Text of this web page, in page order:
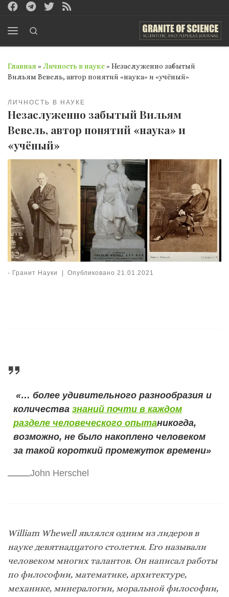
Перейти к содержимому
Главная » Личность в науке» Незаслуженно забытый
Вильям Вевель, автор понятий «наука» и «учёный»
ЛИЧНОСТЬ В НАУКЕ
Незаслуженно забытый Вильям
Вевель, автор понятий «наука» и
«учёный»
- Гранит Науки | Опубликовано 21.01.2021
«… более удивительного разнообразия и
количествазнаний почти в каждом
разделе человеческого опытаникогда,
возможно, не было накоплено человеком
за такой короткий промежуток времени»
John Herschel
William Whewell являлся одним из лидеров в
науке девятнадцатого столетия. Его называли
человеком многих талантов. Он написал работы
по философии, математике, архитектуре,
механике, минералогии, моральной философии,